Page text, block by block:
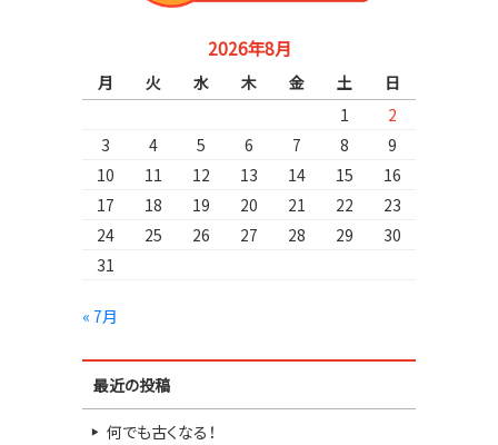
2026年8月
月 火 水 木 金 土
日
1
2
3
4 5 6 7 8
9
10
11 12 13 14 15
16
17
18 19 20 21 22
23
24
25 26 27 28 29
30
31
« 7月
最近の投稿
何でも古くなる！